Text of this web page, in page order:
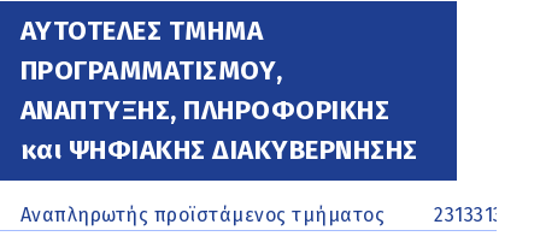
ΑΥΤΟΤΕΛΕΣ ΤΜΗΜΑ
ΠΡΟΓΡΑΜΜΑΤΙΣΜΟΥ,
ΑΝΑΠΤΥΞΗΣ, ΠΛΗΡΟΦΟΡΙΚΗΣ
και ΨΗΦΙΑΚΗΣ ΔΙΑΚΥΒΕΡΝΗΣΗΣ
Αναπληρωτής προϊστάμενος τμήματος
2313313333